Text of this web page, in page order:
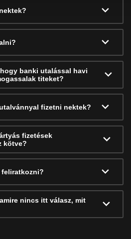
banki utalással havi
titeket?
fizetni nektek?
fizetések
kötve?
nincs itt válasz, mit